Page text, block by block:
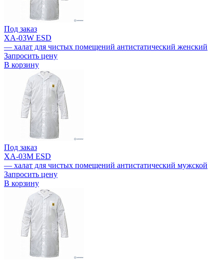
Под заказ
ХА-03W ESD
— халат для чистых помещений антистатический женский
Запросить цену
В корзину
Под заказ
ХА-03M ESD
— халат для чистых помещений антистатический мужской
Запросить цену
В корзину